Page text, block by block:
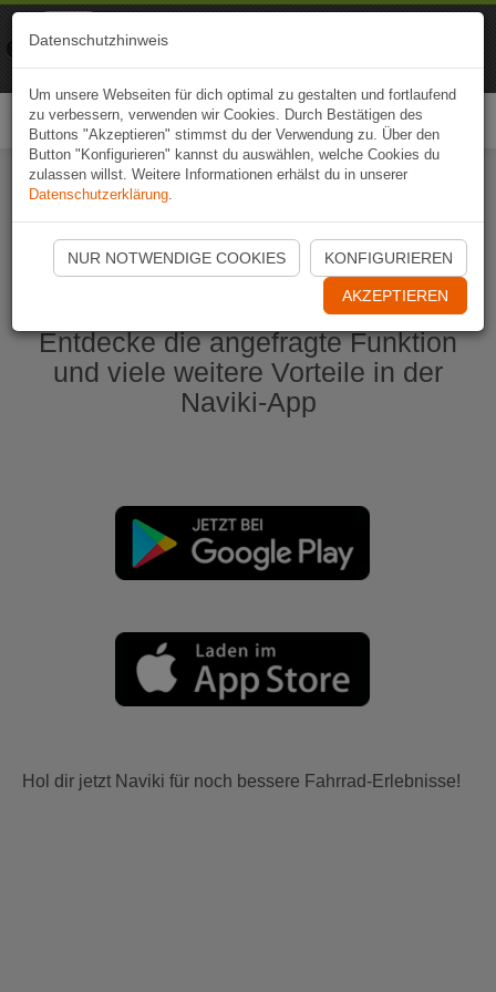
Naviki App jetzt öffnen
Entdecke die angefragte Funktion
und viele weitere Vorteile in der
Naviki-App
Hol dir jetzt Naviki für noch bessere Fahrrad-Erlebnisse!
Datenschutzhinweis
Um unsere Webseiten für dich optimal zu gestalten und fortlaufend
zu verbessern, verwenden wir Cookies. Durch Bestätigen des
Buttons "Akzeptieren" stimmst du der Verwendung zu. Über den
Button "Konfigurieren" kannst du auswählen, welche Cookies du
zulassen willst. Weitere Informationen erhälst du in unserer
Datenschutzerklärung.
NUR NOTWENDIGE COOKIES KONFIGURIEREN
AKZEPTIEREN
Naviki